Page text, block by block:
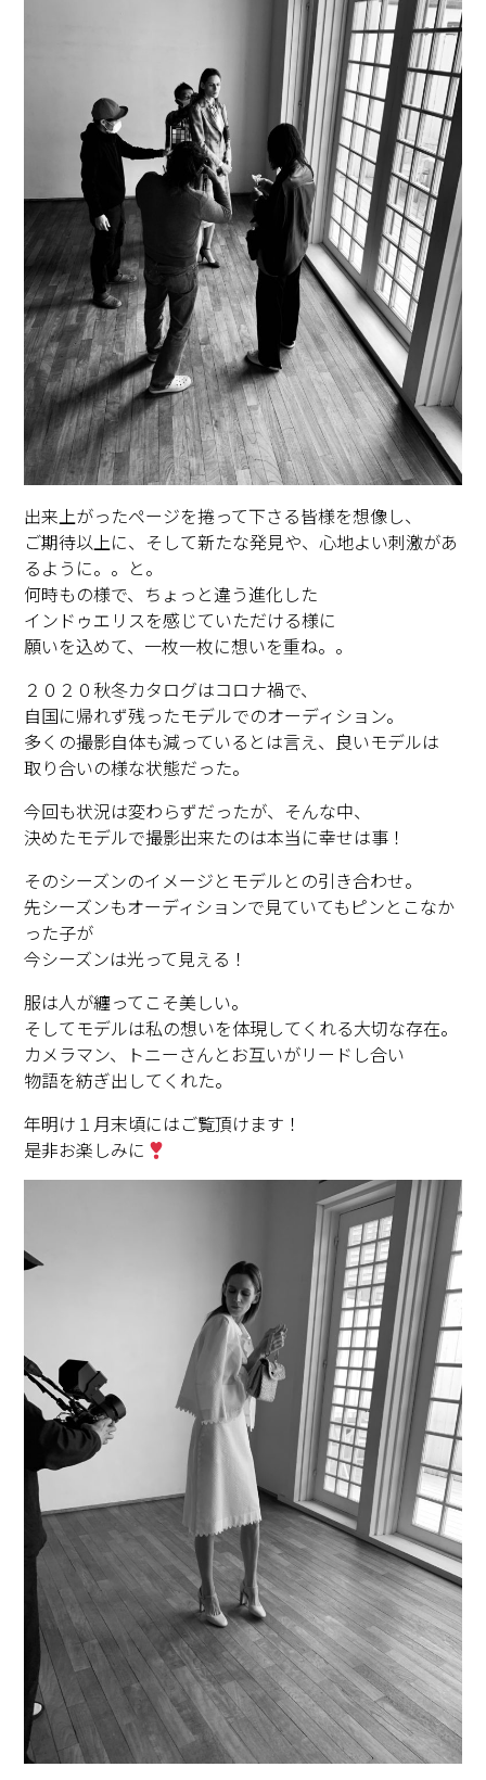
出来上がったページを捲って下さる皆様を想像し、
ご期待以上に、そして新たな発見や、心地よい刺激があ
るように。。と。
何時もの様で、ちょっと違う進化した
インドゥエリスを感じていただける様に
願いを込めて、一枚一枚に想いを重ね。。
２０２０秋冬カタログはコロナ禍で、
自国に帰れず残ったモデルでのオーディション。
多くの撮影自体も減っているとは言え、良いモデルは
取り合いの様な状態だった。
今回も状況は変わらずだったが、そんな中、
決めたモデルで撮影出来たのは本当に幸せは事！
そのシーズンのイメージとモデルとの引き合わせ。
先シーズンもオーディションで見ていてもピンとこなか
った子が
今シーズンは光って見える！
服は人が纏ってこそ美しい。
そしてモデルは私の想いを体現してくれる大切な存在。
カメラマン、トニーさんとお互いがリードし合い
物語を紡ぎ出してくれた。
年明け１月末頃にはご覧頂けます！
是非お楽しみに